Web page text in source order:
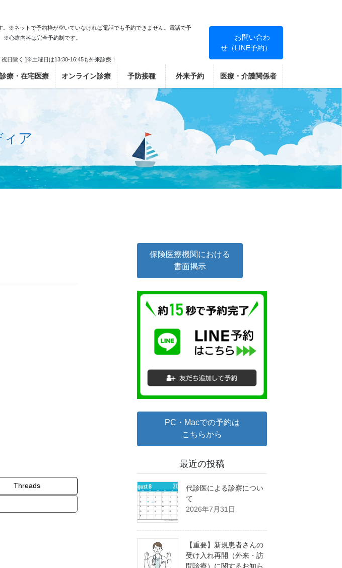
。※ネットで予約枠が空いていなければ電話でも予約できません。電話で予
※心療内科は完全予約制です。
日除く ]※土曜日は13:30-16:45も外来診療！
お問い合わ
せ（LINE予約）
療・在宅医療 オンライン診療 予防接種 外来予約 医療・介護関係者
ィア
Threads
保険医療機関における
書面掲示
PC・Macでの予約は
こちらから
最近の投稿
代診医による診察につい
て
2026年7月31日
【重要】新規患者さんの
受け入れ再開（外来・訪
問診療）に関するお知ら